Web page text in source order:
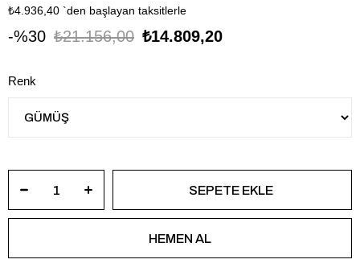
₺4.936,40 `den başlayan taksitlerle
30 ₺21.156,00 ₺14.809,20
Renk